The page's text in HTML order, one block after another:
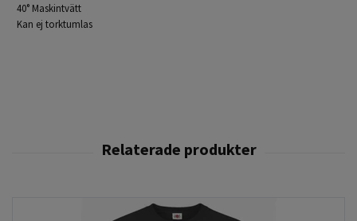
40° Maskintvätt
Kan ej torktumlas